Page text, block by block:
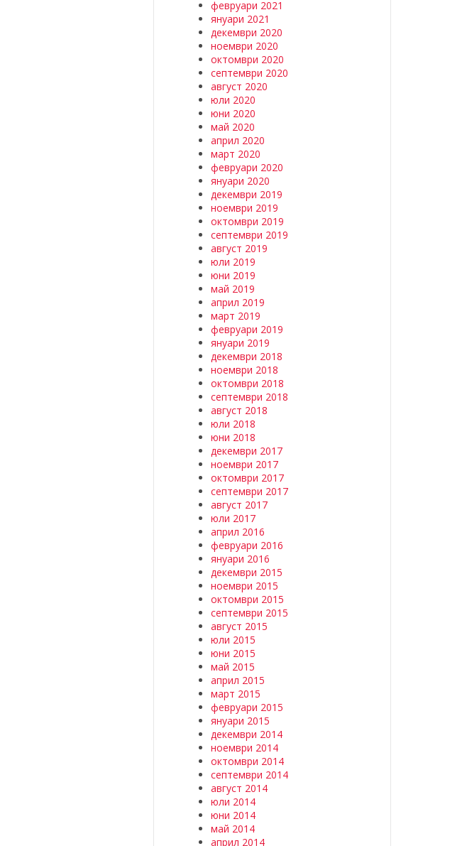
февруари 2021
януари 2021
декември 2020
ноември 2020
октомври 2020
септември 2020
август 2020
юли 2020
юни 2020
май 2020
април 2020
март 2020
февруари 2020
януари 2020
декември 2019
ноември 2019
октомври 2019
септември 2019
август 2019
юли 2019
юни 2019
май 2019
април 2019
март 2019
февруари 2019
януари 2019
декември 2018
ноември 2018
октомври 2018
септември 2018
август 2018
юли 2018
юни 2018
декември 2017
ноември 2017
октомври 2017
септември 2017
август 2017
юли 2017
април 2016
февруари 2016
януари 2016
декември 2015
ноември 2015
октомври 2015
септември 2015
август 2015
юли 2015
юни 2015
май 2015
април 2015
март 2015
февруари 2015
януари 2015
декември 2014
ноември 2014
октомври 2014
септември 2014
август 2014
юли 2014
юни 2014
май 2014
април 2014